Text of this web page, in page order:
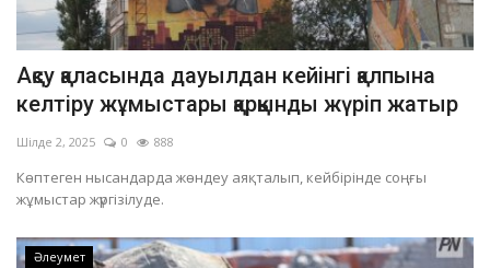
Ақсу қаласында дауылдан кейінгі қалпына
келтіру жұмыстары қарқынды жүріп жатыр
Шілде 2, 2025 0 888
Көптеген нысандарда жөндеу аяқталып, кейбірінде соңғы
жұмыстар жүргізілуде.
Әлеумет